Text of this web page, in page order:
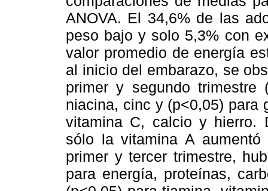
ANOVA. El 34,6% de las
peso bajo y solo 5,3% con
valor promedio de energía
al inicio del embarazo, se
primer y segundo trimestre
niacina, cinc y (p<0,05) para
vitamina C, calcio y hierro.
sólo la vitamina A aumentó
primer y tercer trimestre,
para energía, proteínas,